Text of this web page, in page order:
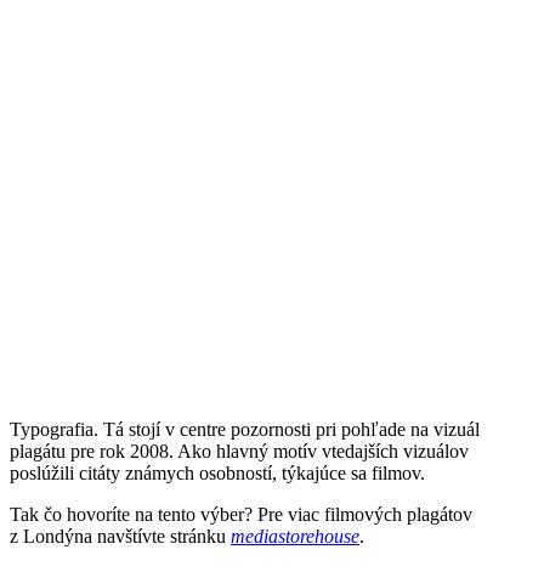
Typografia. Tá stojí v centre pozornosti pri pohľade na vizuál
plagátu pre rok 2008. Ako hlavný motív vtedajších vizuálov
poslúžili citáty známych osobností, týkajúce sa filmov.
Tak čo hovoríte na tento výber? Pre viac filmových plagátov
z Londýna navštívte stránku mediastorehouse.